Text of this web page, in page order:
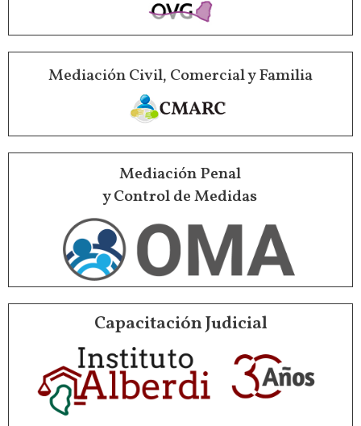
Mediación Civil, Comercial y Familia
Mediación Penal
y Control de Medidas
Capacitación Judicial